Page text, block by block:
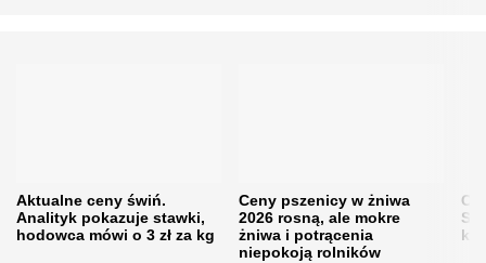
Aktualne ceny świń.
Analityk pokazuje stawki,
hodowca mówi o 3 zł za kg
Ceny pszenicy w żniwa
2026 rosną, ale mokre
żniwa i potrącenia
niepokoją rolników